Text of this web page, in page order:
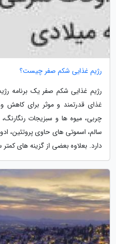
رژیم غذایی شکم صفر چیست؟
غذای قدرتمند و موثر برای
چربی، میوه ها و سبزیجات
سالم، اسموتی های حاوی پروتئین،
دارد. بعلاوه بعضی از گزینه های کمتر